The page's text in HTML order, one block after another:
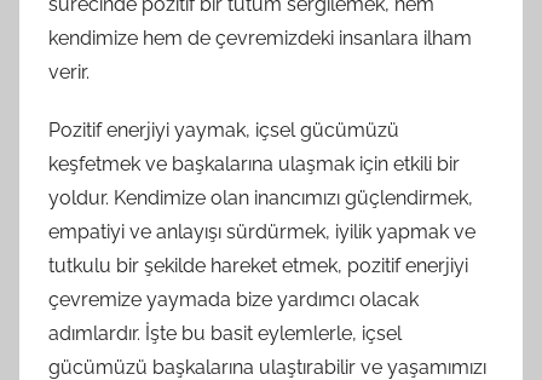
kendimize hem de çevremizdeki insanlara ilham
verir.
Pozitif enerjiyi yaymak, içsel gücümüzü
keşfetmek ve başkalarına ulaşmak için etkili bir
yoldur. Kendimize olan inancımızı güçlendirmek,
empatiyi ve anlayışı sürdürmek, iyilik yapmak ve
tutkulu bir şekilde hareket etmek, pozitif enerjiyi
çevremize yaymada bize yardımcı olacak
adımlardır. İşte bu basit eylemlerle, içsel
gücümüzü başkalarına ulaştırabilir ve yaşamımızı